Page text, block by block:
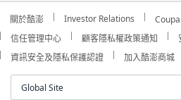
關於酷澎 Investor Relations
信任管理中心
顧客隱私權政策通知
資訊安全及隱私保護認證
加入酷澎商城
Global Site